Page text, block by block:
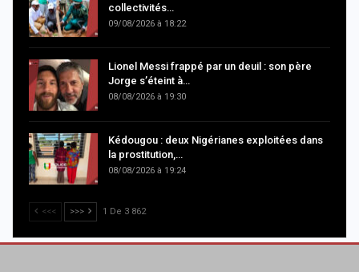
collectivités…
09/08/2026 à 18:22
Lionel Messi frappé par un deuil : son père
Jorge s’éteint à…
08/08/2026 à 19:30
Kédougou : deux Nigérianes exploitées dans
la prostitution,…
08/08/2026 à 19:24
<<< >>> 1 De 3 862